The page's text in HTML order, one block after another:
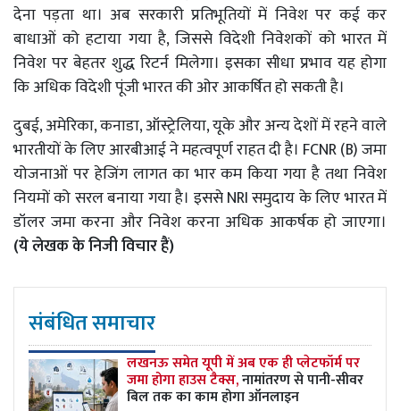
देना पड़ता था। अब सरकारी प्रतिभूतियों में निवेश पर कई कर
बाधाओं को हटाया गया है, जिससे विदेशी निवेशकों को भारत में
निवेश पर बेहतर शुद्ध रिटर्न मिलेगा। इसका सीधा प्रभाव यह होगा
कि अधिक विदेशी पूंजी भारत की ओर आकर्षित हो सकती है।
दुबई, अमेरिका, कनाडा, ऑस्ट्रेलिया, यूके और अन्य देशों में रहने वाले
भारतीयों के लिए आरबीआई ने महत्वपूर्ण राहत दी है। FCNR (B) जमा
योजनाओं पर हेजिंग लागत का भार कम किया गया है तथा निवेश
नियमों को सरल बनाया गया है। इससे NRI समुदाय के लिए भारत में
डॉलर जमा करना और निवेश करना अधिक आकर्षक हो जाएगा।
(ये लेखक के निजी विचार हैं)
संबंधित समाचार
लखनऊ समेत यूपी में अब एक ही प्लेटफॉर्म पर
जमा होगा हाउस टैक्स,नामांतरण से पानी-सीवर
बिल तक का काम होगा ऑनलाइन